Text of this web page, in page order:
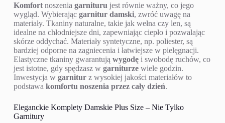
Komfortnoszenia garnituru jest równie ważny, co jego
wygląd. Wybierając garnitur damski, zwróć uwagę na
materiały. Tkaniny naturalne, takie jak wełna czy len, są
idealne na chłodniejsze dni, zapewniając ciepło i pozwalając
skórze oddychać. Materiały syntetyczne, np. poliester, są
bardziej odporne na zagniecenia i łatwiejsze w pielęgnacji.
Elastyczne tkaniny gwarantują wygodęi swobodę ruchów, co
jest istotne, gdy spędzasz w garniturzewiele godzin.
Inwestycja w garniturz wysokiej jakości materiałów to
podstawa komfortu noszenia przez cały dzień.
Eleganckie Komplety Damskie Plus Size – Nie Tylko
Garnitury